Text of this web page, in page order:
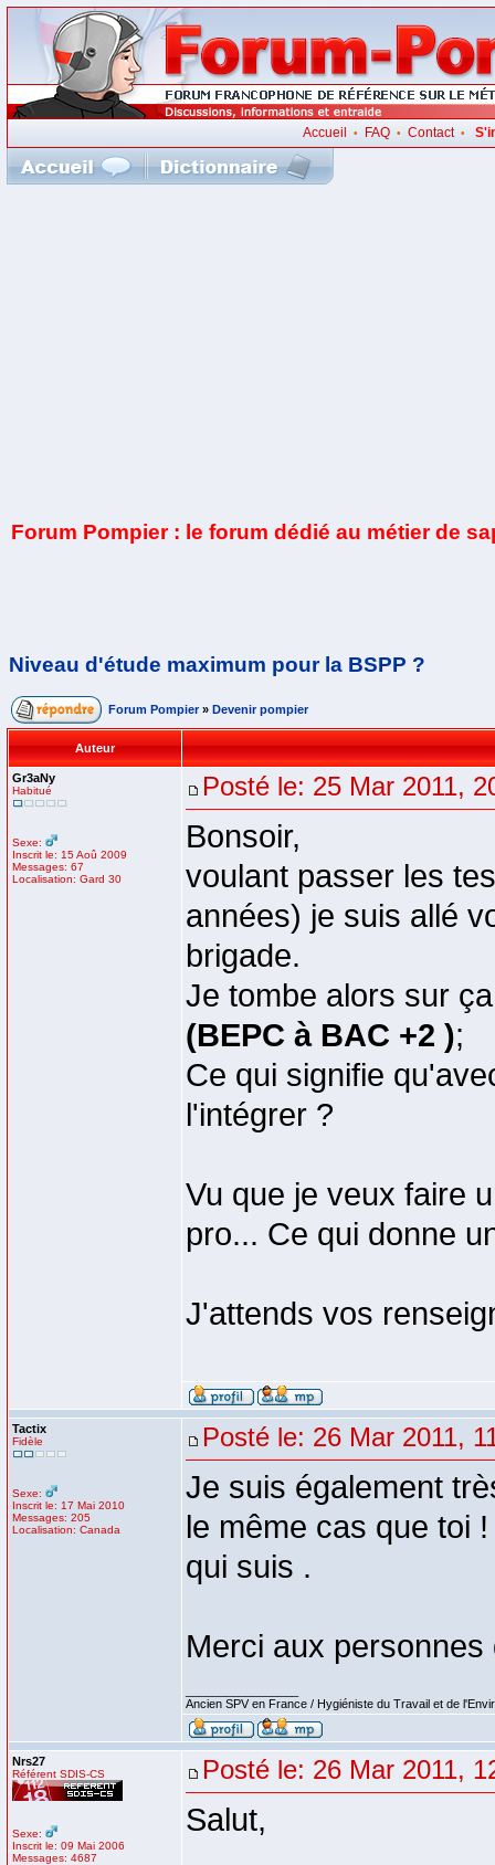
Accueil • FAQ• Contact•
Forum Pompier : le forum dédié au métier de
Niveau d'étude maximum pour la BSPP ?
Forum Pompier » Devenir pompier
Auteur
Gr3aNy
Habitué
Sexe:
Inscrit le: 15 Aoû 2009
Messages: 67
Localisation: Gard 30
Posté le: 25 Mar 2011,
Bonsoir,
voulant passer les
années) je suis allé
brigade.
Je tombe alors sur
(BEPC à BAC +2 );
Ce qui signifie
l'intégrer ?
Vu que je veux faire
pro... Ce qui donne
J'attends vos
Tactix
Fidèle
Sexe:
Inscrit le: 17 Mai 2010
Messages: 205
Localisation: Canada
Posté le: 26 Mar 2011,
Je suis également
le même cas que toi
qui suis .
Merci aux
Ancien SPV en France / Hygiéniste du Travail et de
Nrs27
Référent SDIS-CS
Sexe:
Inscrit le: 09 Mai 2006
Messages: 4687
Posté le: 26 Mar 2011,
Salut,